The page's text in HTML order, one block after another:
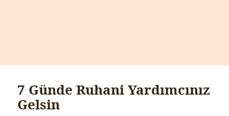
7 Günde Ruhani Yardımcınız
Gelsin